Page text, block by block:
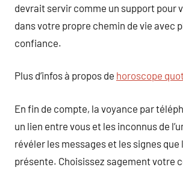
devrait servir comme un support pour
dans votre propre chemin de vie avec
confiance.
Plus d’infos à propos de horoscope
En fin de compte, la voyance par
un lien entre vous et les inconnus de
révéler les messages et les signes que
présente. Choisissez sagement votre